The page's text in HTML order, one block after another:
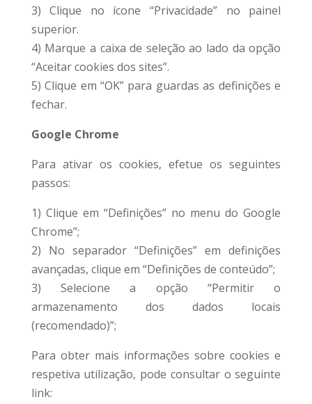
3) Clique no ícone “Privacidade” no painel
superior.
4) Marque a caixa de seleção ao lado da opção
“Aceitar cookies dos sites”.
5) Clique em “OK” para guardas as definições e
fechar.
Google Chrome
Para ativar os cookies, efetue os seguintes
passos:
1) Clique em “Definições” no menu do Google
Chrome”;
2) No separador “Definições” em definições
avançadas, clique em “Definições de conteúdo”;
3) Selecione a opção “Permitir o
armazenamento dos dados locais
(recomendado)”;
Para obter mais informações sobre cookies e
respetiva utilização, pode consultar o seguinte
link: